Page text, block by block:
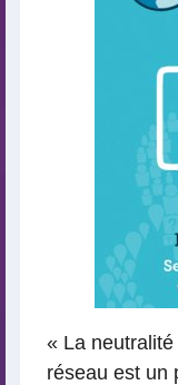
« La
réseau est un